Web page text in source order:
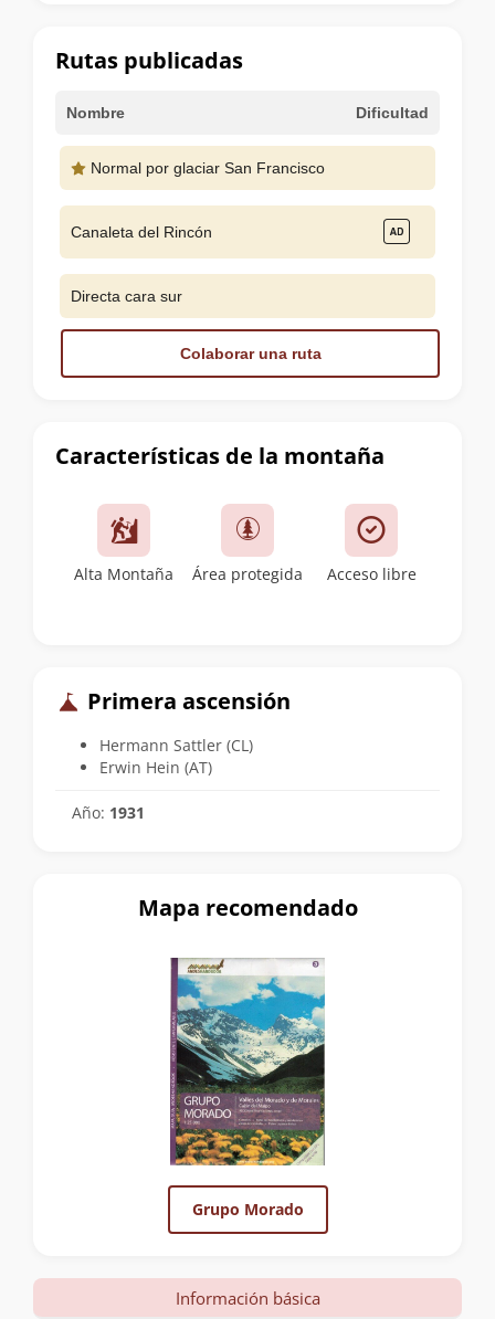
cumbre
Características de la montaña
Alta Montaña Área protegida Acceso libre
Primera ascensión
Hermann Sattler (CL)
Erwin Hein (AT)
Año: 1931
Rutas publicadas
Nombre Dificultad
Normal por glaciar San Francisco
Canaleta del Rincón
Directa cara sur
Colaborar una ruta
Mapa recomendado
Grupo Morado
Información básica